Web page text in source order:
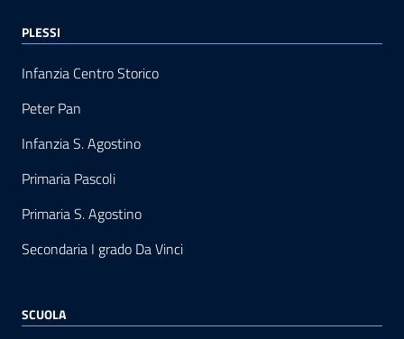
PLESSI
Infanzia Centro Storico
Peter Pan
Infanzia S. Agostino
Primaria Pascoli
Primaria S. Agostino
Secondaria I grado Da Vinci
SCUOLA